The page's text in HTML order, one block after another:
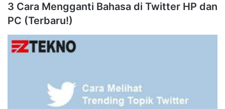
3 Cara Mengganti Bahasa di Twitter HP dan
PC (Terbaru!)